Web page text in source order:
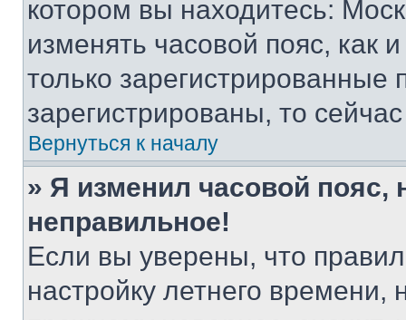
котором вы находитесь:
изменять часовой пояс, как
только
зарегистрированы, то
Вернуться к началу
» Я изменил часовой пояс,
неправильное!
Если вы уверены, что
настройку летнего